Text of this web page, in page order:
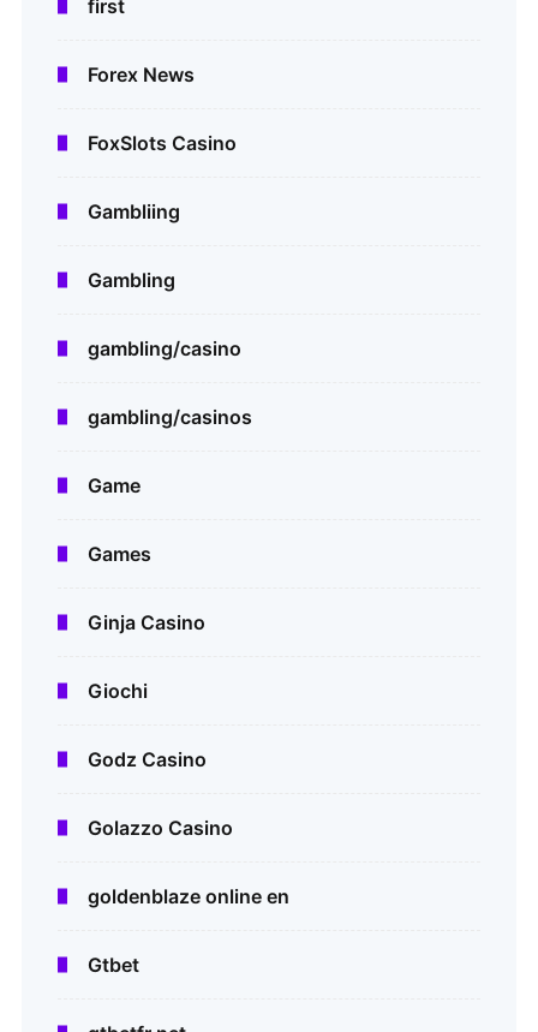
first
Forex News
FoxSlots Casino
Gambliing
Gambling
gambling/casino
gambling/casinos
Game
Games
Ginja Casino
Giochi
Godz Casino
Golazzo Casino
goldenblaze online en
Gtbet